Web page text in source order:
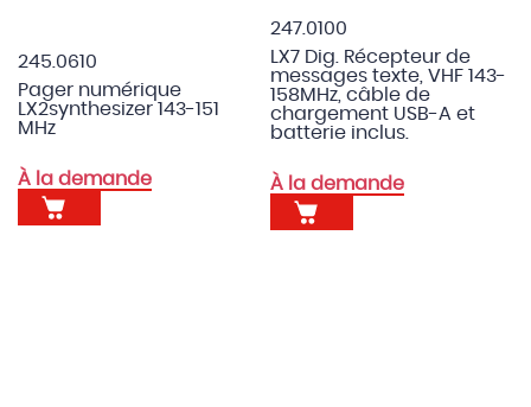
245.0610
Pager numérique
LX2synthesizer 143-151
MHz
À la demande
247.0100
LX7 Dig. Récepteur de
messages texte, VHF 143-
158MHz, câble de
chargement USB-A et
batterie inclus.
À la demande